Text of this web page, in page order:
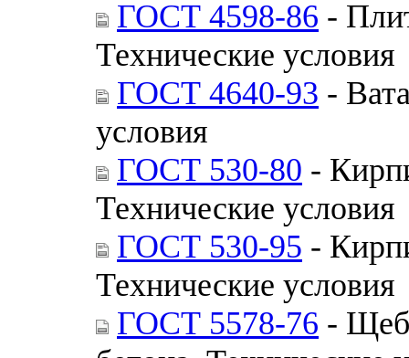
ГОСТ 4598-86 -
Технические условия
ГОСТ 4640-93 -
условия
ГОСТ 530-80 -
Технические условия
ГОСТ 530-95 -
Технические условия
ГОСТ 5578-76 -